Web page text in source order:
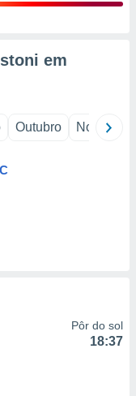
em
Outubro Novembro
Pôr do sol
18:37